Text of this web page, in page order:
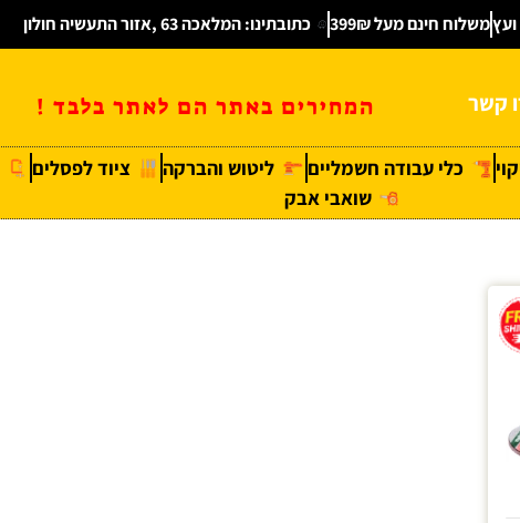
משלוח חינם מעל 399₪ כתובתינו: המלאכה 63 ,אזור התעשיה חולון
קשר המחירים באתר הם לאתר בלבד !
כלי עבודה חשמליים ליטוש והברקה ציוד לפסלים
שואבי אבק